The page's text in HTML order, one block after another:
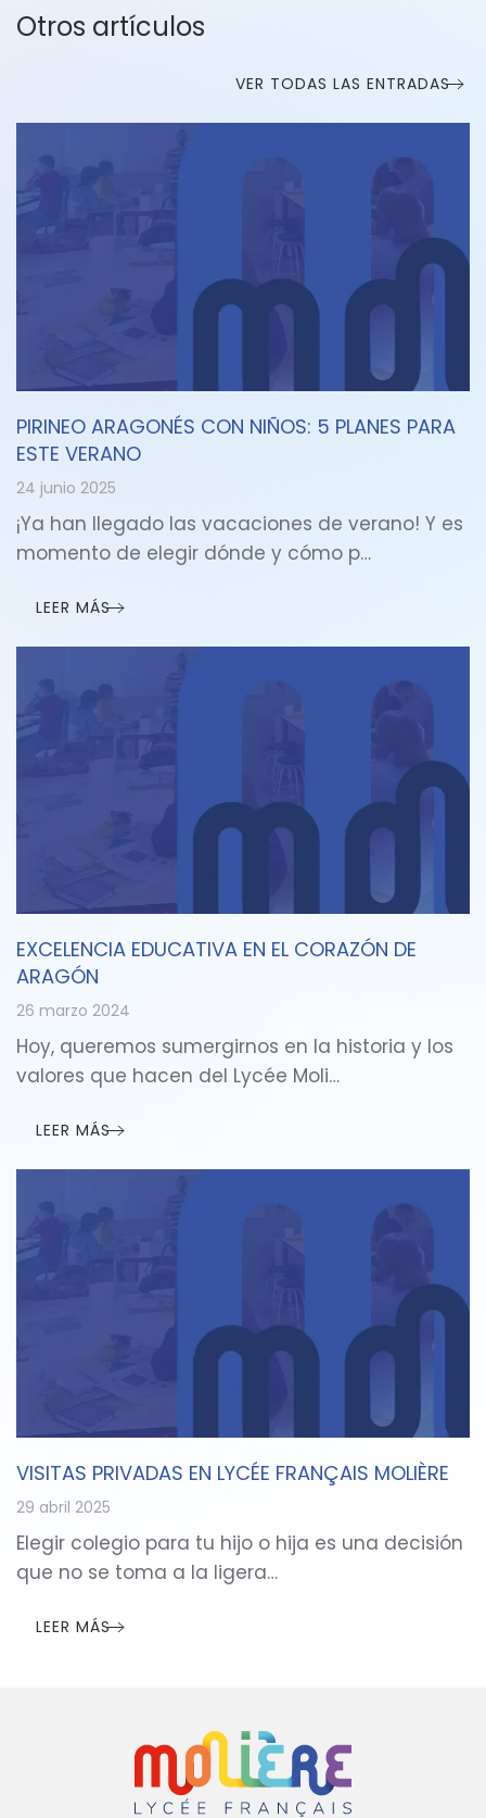
Otros artículos
VER TODAS LAS ENTRADAS
PIRINEO ARAGONÉS CON NIÑOS: 5 PLANES PARA
ESTE VERANO
24 junio 2025
¡Ya han llegado las vacaciones de verano! Y es
momento de elegir dónde y cómo p…
LEER MÁS
EXCELENCIA EDUCATIVA EN EL CORAZÓN DE
ARAGÓN
26 marzo 2024
Hoy, queremos sumergirnos en la historia y los
valores que hacen del Lycée Moli…
LEER MÁS
VISITAS PRIVADAS EN LYCÉE FRANÇAIS MOLIÈRE
29 abril 2025
Elegir colegio para tu hijo o hija es una decisión
que no se toma a la ligera…
LEER MÁS